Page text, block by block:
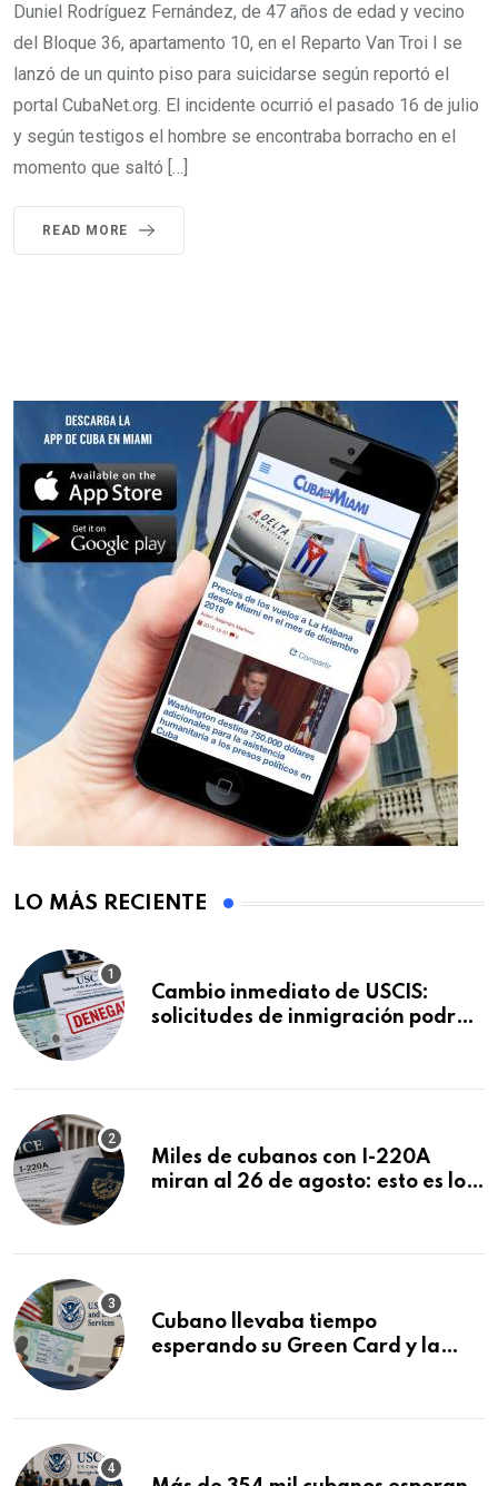
Duniel Rodríguez Fernández, de 47 años de edad y vecino
del Bloque 36, apartamento 10, en el Reparto Van Troi I se
lanzó de un quinto piso para suicidarse según reportó el
portal CubaNet.org. El incidente ocurrió el pasado 16 de julio
y según testigos el hombre se encontraba borracho en el
momento que saltó […]
READ MORE
LO MÁS RECIENTE
Cambio inmediato de USCIS:
solicitudes de inmigración podrán
Miles de cubanos con I-220A
miran al 26 de agosto: esto es lo
Cubano llevaba tiempo
esperando su Green Card y la